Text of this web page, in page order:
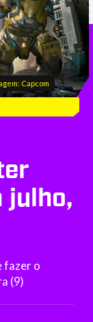
Capcom
julho,
fazer o
(9)